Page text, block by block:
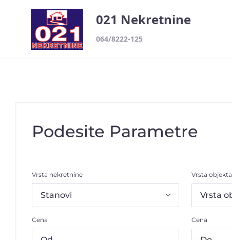
021 Nekretnine
064/8222-125
Podesite Parametre
Vrsta nekretnine Vrsta objekta
Cena Cena